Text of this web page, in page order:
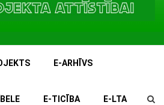
E-ARHĪVS
E-TICĪBA E-LTA